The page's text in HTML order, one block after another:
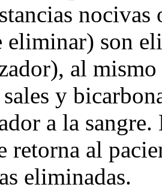
eliminar) son
al mismo
y
a la
retorna al
eliminadas.